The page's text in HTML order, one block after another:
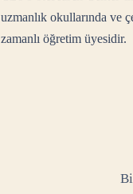
uzmanlık okullarında ve
zamanlı öğretim üyesidir.